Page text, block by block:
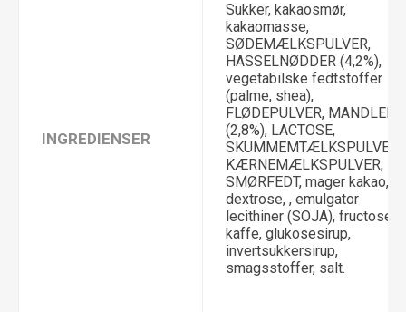
INGREDIENSER
Sukker, kakaosmør,
kakaomasse,
SØDEMÆLKSPULVER,
HASSELNØDDER (4,2%),
vegetabilske fedtstoffer
(palme, shea),
FLØDEPULVER, MANDLER
(2,8%), LACTOSE,
SKUMMEMTÆLKSPULVER,
KÆRNEMÆLKSPULVER,
SMØRFEDT, mager kakao,
dextrose, , emulgator
lecithiner (SOJA), fructose,
kaffe, glukosesirup,
invertsukkersirup,
smagsstoffer, salt.